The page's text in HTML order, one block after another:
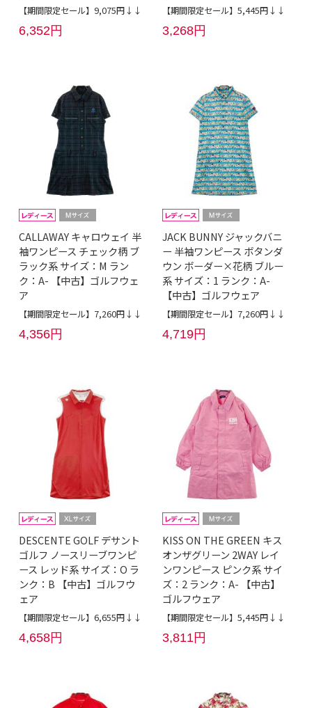
【期間限定セール】9,075円↓↓
6,352円
【期間限定セール】5,445円↓↓
3,268円
CALLAWAY キャロウェイ 半
袖ワンピース チェック柄 ブ
ラック系 サイズ：M ラン
ク：A- 【中古】ゴルフウェ
ア
【期間限定セール】7,260円↓↓
4,356円
JACK BUNNY ジャックバニ
ー 半袖ワンピース ボタンダ
ウン ボーダー×花柄 ブルー
系 サイズ：1 ランク：A-
【中古】ゴルフウェア
【期間限定セール】7,260円↓↓
4,719円
DESCENTE GOLF デサント
ゴルフ ノースリーブワンピ
ース レッド系 サイズ：O ラ
ンク：B 【中古】ゴルフウ
ェア
【期間限定セール】6,655円↓↓
4,658円
KISS ON THE GREEN キス
オンザグリーン 2WAY レイ
ンワンピース ピンク系 サイ
ズ：2 ランク：A- 【中古】
ゴルフウェア
【期間限定セール】5,445円↓↓
3,811円